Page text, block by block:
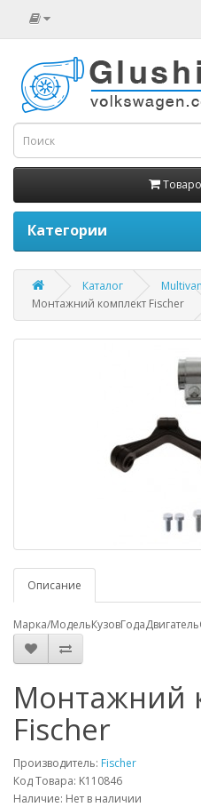
Категории
Каталог
Монтажний комплект Fischer
Описание
Марка/МодельКузовГодаДвигатель
Монтажний
Fischer
Производитель: Fischer
Код Товара: K110846
Наличие: Нет в наличии